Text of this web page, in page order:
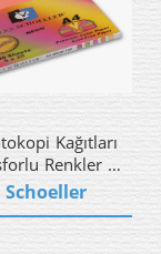
Kağıtları
Renkler A4
(75 Gr)
Schoeller